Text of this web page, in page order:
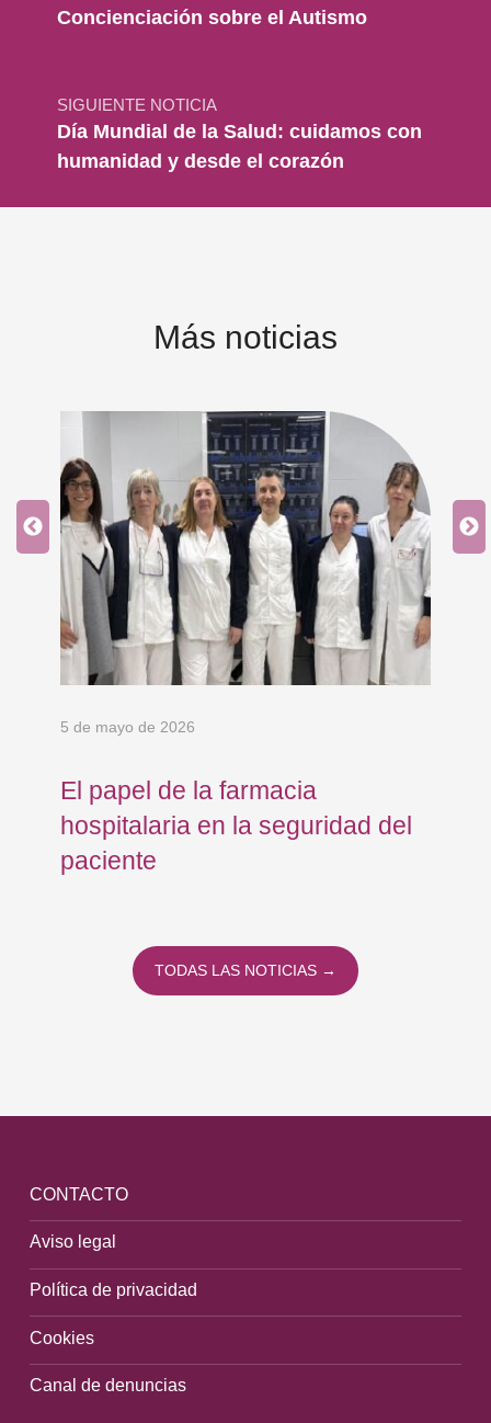
Concienciación sobre el Autismo
SIGUIENTE NOTICIA
Día Mundial de la Salud: cuidamos con
humanidad y desde el corazón
Más noticias
5 de mayo de 2026
El papel de la farmacia
hospitalaria en la seguridad del
paciente
TODAS LAS NOTICIAS →
CONTACTO
Aviso legal
Política de privacidad
Cookies
Canal de denuncias